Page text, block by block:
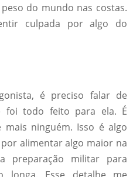
do mundo nas costas.
culpada por algo do
é preciso falar de
foi todo feito para ela. É
ninguém. Isso é algo
alimentar algo maior na
preparação militar para